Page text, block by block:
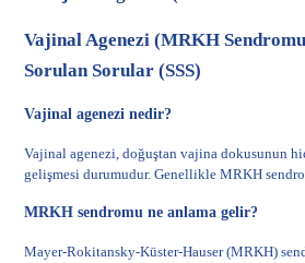
Vajinal Agenezi (MRKH
Sorulan Sorular (SSS)
Vajinal agenezi nedir?
Vajinal agenezi, doğuştan vajina dokusunun
gelişmesi durumudur. Genellikle MRKH
MRKH sendromu ne anlama gelir?
Mayer-Rokitansky-Küster-Hauser (MRKH)